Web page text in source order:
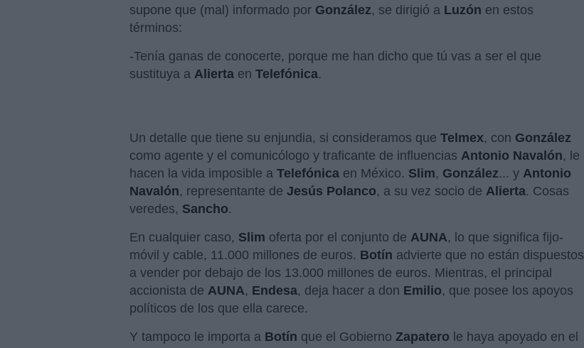
supone que (mal) informado por González, se dirigió a Luzón en estos
términos:
-Tenía ganas de conocerte, porque me han dicho que tú vas a ser el que
sustituya a Alierta en Telefónica.
Un detalle que tiene su enjundia, si consideramos que Telmex, con González
como agente y el comunicólogo y traficante de influencias Antonio Navalón, le
hacen la vida imposible a Telefónica en México. Slim, González... y Antonio
Navalón, representante de Jesús Polanco, a su vez socio de Alierta. Cosas
veredes, Sancho.
En cualquier caso, Slim oferta por el conjunto de AUNA, lo que significa fijo-
móvil y cable, 11.000 millones de euros. Botín advierte que no están dispuestos
a vender por debajo de los 13.000 millones de euros. Mientras, el principal
accionista de AUNA, Endesa, deja hacer a don Emilio, que posee los apoyos
políticos de los que ella carece.
Y tampoco le importa a Botín que el Gobierno Zapatero le haya apoyado en el